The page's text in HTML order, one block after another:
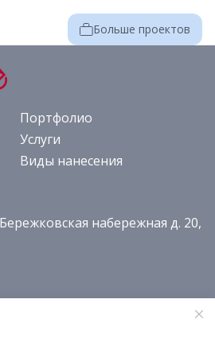
Больше проектов
Портфолио
Услуги
Виды нанесения
набережная д. 20,